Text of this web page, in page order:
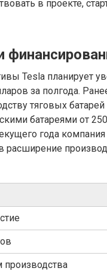
в проекте,
Tesla планирует
за полгода.
тяговых батарей
батареями от
года
расширение